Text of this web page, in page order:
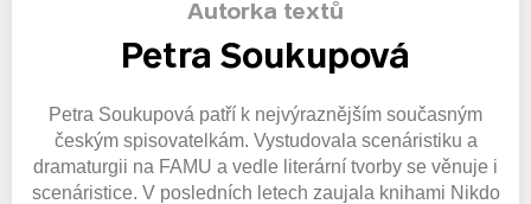
Autorka textů
Petra Soukupová
Petra Soukupová patří k nejvýraznějším současným
českým spisovatelkám. Vystudovala scenáristiku a
dramaturgii na FAMU a vedle literární tvorby se věnuje i
scenáristice. V posledních letech zaujala knihami Nikdo